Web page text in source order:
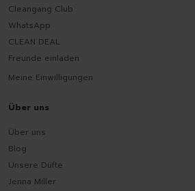
Cleangang Club
WhatsApp
CLEAN DEAL
Freunde einladen
Meine Einwilligungen
Über uns
Über uns
Blog
Unsere Düfte
Jenna Miller